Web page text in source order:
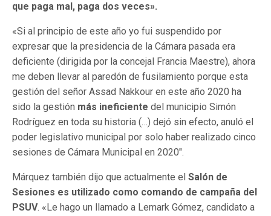
que paga mal, paga dos veces».
«Si al principio de este año yo fui suspendido por
expresar que la presidencia de la Cámara pasada era
deficiente (dirigida por la concejal Francia Maestre), ahora
me deben llevar al paredón de fusilamiento porque esta
gestión del señor Assad Nakkour en este año 2020 ha
sido la gestión más ineficiente del municipio Simón
Rodríguez en toda su historia (…) dejó sin efecto, anuló el
poder legislativo municipal por solo haber realizado cinco
sesiones de Cámara Municipal en 2020″.
Márquez también dijo que actualmente el Salón de
Sesiones es utilizado como comando de campaña del
PSUV. «Le hago un llamado a Lemark Gómez, candidato a